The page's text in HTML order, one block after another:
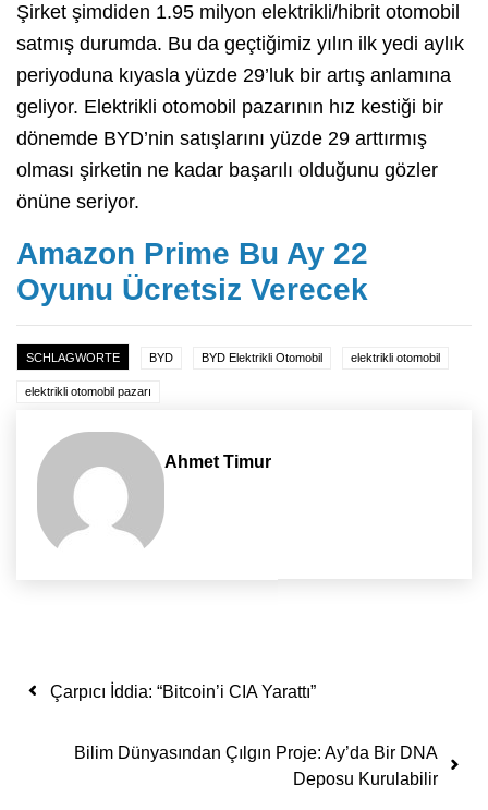
Şirket şimdiden 1.95 milyon elektrikli/hibrit otomobil
satmış durumda. Bu da geçtiğimiz yılın ilk yedi aylık
periyoduna kıyasla yüzde 29’luk bir artış anlamına
geliyor. Elektrikli otomobil pazarının hız kestiği bir
dönemde BYD’nin satışlarını yüzde 29 arttırmış
olması şirketin ne kadar başarılı olduğunu gözler
önüne seriyor.
Amazon Prime Bu Ay 22
Oyunu Ücretsiz Verecek
SCHLAGWORTE BYD BYD Elektrikli Otomobil elektrikli otomobil
elektrikli otomobil pazarı
Ahmet Timur
Yazı dolaşımı
Çarpıcı İddia: “Bitcoin’i CIA Yarattı”
Bilim Dünyasından Çılgın Proje: Ay’da Bir DNA
Deposu Kurulabilir